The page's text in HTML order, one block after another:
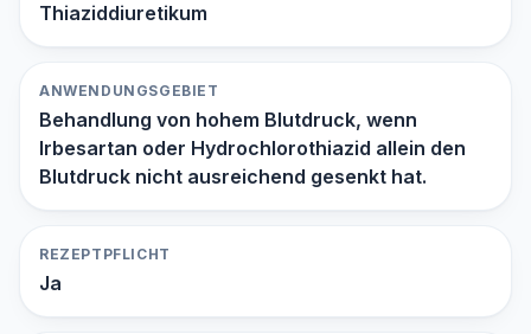
Thiaziddiuretikum
ANWENDUNGSGEBIET
Behandlung von hohem Blutdruck, wenn
Irbesartan oder Hydrochlorothiazid allein den
Blutdruck nicht ausreichend gesenkt hat.
REZEPTPFLICHT
Ja